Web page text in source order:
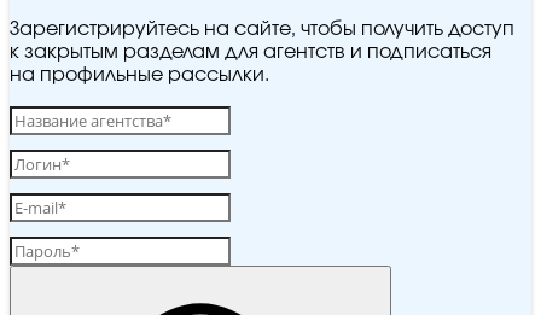
Зарегистрируйтесь на сайте, чтобы получить доступ
к закрытым разделам для агентств и подписаться
на профильные рассылки.